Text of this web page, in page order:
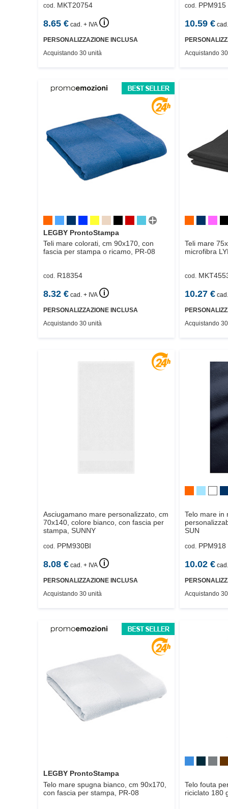
cod. MKT20754
8.65 € cad. + IVA 🛈
PERSONALIZZAZIONE INCLUSA
Acquistando 30 unità
cod. PPM915
10.59€
Acquistando
LEGBY ProntoStampa
Teli mare colorati, cm 90x170, con
fascia per stampa o ricamo, PR-08
cod. R18354
8.32 € cad. + IVA 🛈
PERSONALIZZAZIONE INCLUSA
Acquistando 30 unità
Teli mare
microfibra
cod.
10.27€
Acquistando
Asciugamano mare personalizzato, cm
70x140, colore bianco, con fascia per
stampa, SUNNY
cod. PPM930BI
8.08 € cad. + IVA 🛈
PERSONALIZZAZIONE INCLUSA
Acquistando 30 unità
Telo mare in
SUN
cod. PPM918
10.02€
Acquistando
LEGBY ProntoStampa
Telo mare spugna bianco, cm 90x170,
con fascia per stampa,
PR-08
Telo fouta
riciclato 180